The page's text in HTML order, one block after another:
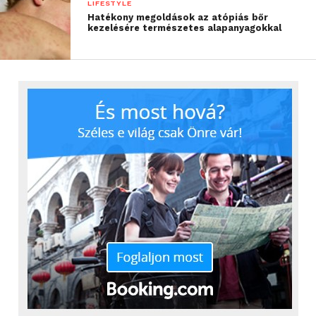
LIFESTYLE
Hatékony megoldások az atópiás bőr
kezelésére természetes alapanyagokkal